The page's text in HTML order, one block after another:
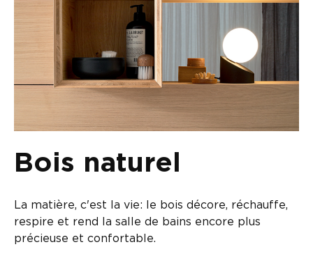
Bois naturel
La matière, c'est la vie: le bois décore, réchauffe,
respire et rend la salle de bains encore plus
précieuse et confortable.